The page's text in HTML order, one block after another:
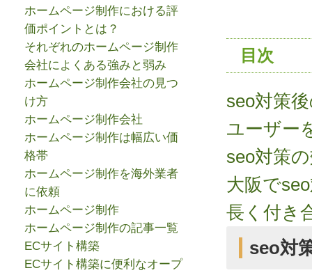
目次
seo対策
ユーザー
seo対策
大阪で
長く付き
seo対
ホームページ制作における評
価ポイントとは？
それぞれのホームページ制作
会社によくある強みと弱み
ホームページ制作会社の見つ
け方
ホームページ制作会社
ホームページ制作は幅広い価
格帯
ホームページ制作を海外業者
に依頼
ホームページ制作
ホームページ制作の記事一覧
ECサイト構築
ECサイト構築に便利なオープ